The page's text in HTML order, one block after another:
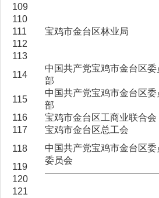
109
宝鸡市金台区林业局
110
111
112
113
114
中国共产党宝鸡市金台区委
部
115
中国共产党宝鸡市金台区
部
116
宝鸡市金台区工商业联合会
117
宝鸡市金台区总工会
118
中国共产党宝鸡市金台区
委员会
119
120
121